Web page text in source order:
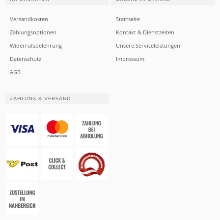
Versandkosten
Zahlungsoptionen
Widerrufsbelehrung
Datenschutz
AGB
Startseite
Kontakt & Dienstzeiten
Unsere Serviceleistungen
Impressum
ZAHLUNG & VERSAND